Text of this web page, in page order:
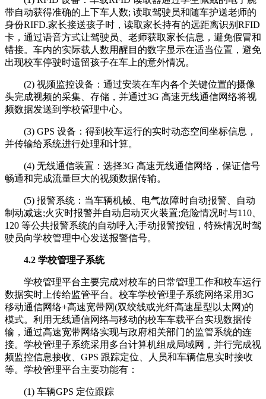
带自动获得准确的上下车人数; 读取驾驶员和随车护送老师的
身份RIFD.家长接送孩子时，读取家长持有的远距离识别RFID
卡，通过语音方式让驾驶员、老师获取家长信息，避免假冒和
错接。车内的实际载人数用醒目的数字显示在适当位置，避免
出现校车停驶时遗留孩子在车上的意外情况。
(2) 视频监控设备：通过安装在车内各个关键位置的摄像
头完成视频的采集、存储，并通过3G 高速无线通信网络将视
频数据发送到学校管理中心。
(3) GPS 设备：得到校车运行的实时动态空间坐标信息，
并传输给系统进行处理和计算。
(4) 无线通信装置：选择3G 高速无线通信网络，保证信号
畅通和完成流量巨大的视频数据传输。
(5) 报警系统：当车辆机械、电气故障时自动报警、自动
制动减速;火灾时报警并自动启动灭火装置;危险情况时与110、
120 等公共报警系统的自动呼入;手动报警按钮，特殊情况时驾
驶员向学校管理中心发送报警信号。
4.2 学校管理子系统
学校管理平台主要完成对校车的日常管理工作和校车运行
数据实时上传给监管平台。校车学校管理子系统网络采用3G
移动通信网络+高速宽带网(双绞线或光纤高速星型以太网)的
模式。利用无线通信网络与移动的校车车载平台实现数据传
输，通过高速宽带网络实现与政府相关部门的监管系统的连
接。学校管理子系统采用多台计算机组成局域网，并行完成视
频监控信息接收、GPS 跟踪定位、人员和车辆信息实时接收
等。学校管理平台主要功能有：
(1) 车辆GPS 定位跟踪